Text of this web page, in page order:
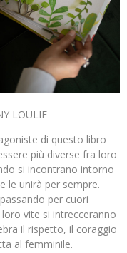
LOULIE
di questo libro
più diverse fra loro
si incontrano intorno
le unirà per sempre.
per cuori
vite si intrecceranno
il rispetto, il coraggio
al femminile.